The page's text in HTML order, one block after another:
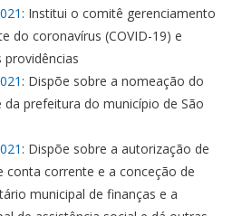
: Institui o comitê gerenciamento
do coronavírus (COVID-19) e
: Dispõe sobre a nomeação do
da prefeitura do município de São
: Dispõe sobre a autorização de
conta corrente e a conceção de
municipal de finanças e a